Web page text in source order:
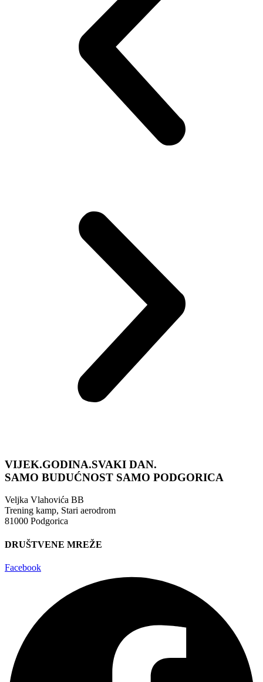
VIJEK.GODINA.SVAKI DAN.
SAMO BUDUĆNOST SAMO PODGORICA
Veljka Vlahovića BB
Trening kamp, Stari aerodrom
81000 Podgorica
DRUŠTVENE MREŽE
Facebook